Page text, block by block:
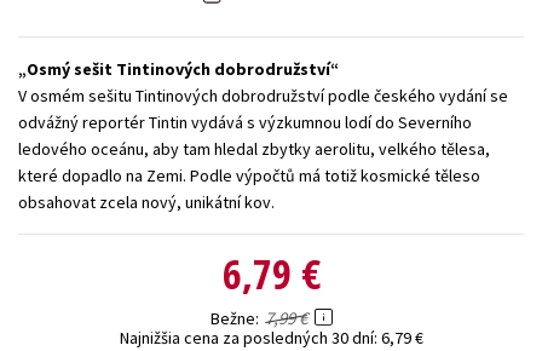
Technické vedy
Učebnice
Umenie a kultúra
Výchova a pedagogika
Young adult
Zdravie a životný štýl
Všetky tituly
Osmý sešit Tintinových dobrodružství
V osmém sešitu Tintinových dobrodružství podle českého vydání se
odvážný reportér Tintin vydává s výzkumnou lodí do Severního
ledového oceánu, aby tam hledal zbytky aerolitu, velkého tělesa,
které dopadlo na Zemi. Podle výpočtů má totiž kosmické těleso
obsahovat zcela nový, unikátní kov.
6,79 €
Bežne 7,99 €
Najnižšia cena za posledných 30 dní: 6,79 €